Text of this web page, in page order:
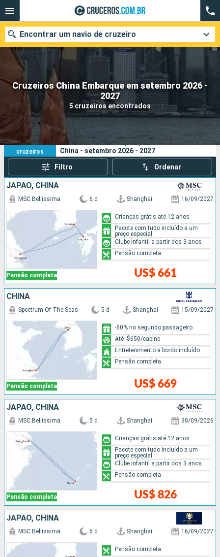
Cruzeiros China Embarque em setembro 2026 -
2027
5 cruzeiros encontrados
Encontrar um navio de cruzeiro
Quando ir?
Data de partida
Pesquisar
5
cruzeiros
Os seus critérios de pesquisa:
China - setembro 2026 - 2027
Filtro Ordenar
JAPÃO, CHINA
Pensão completa
MSC Bellissima 6 d Shanghai 16/09/2027
US$ 661
Crianças grátis até 12 anos
Pacote com tudo incluído a um
preço especial
Clube infantil a partir dos 3 anos
Pensão completa
CHINA
Pensão completa
Spectrum Of The Seas 5 d Shanghai 15/09/2027
US$ 669
-60% no segundo passageiro
Até -$650/cabine
Entretenimento a bordo incluído
Pensão completa
JAPÃO, CHINA
Pensão completa
MSC Bellissima 5 d Shanghai 30/09/2026
US$ 826
Crianças grátis até 12 anos
Pacote com tudo incluído a um
preço especial
Clube infantil a partir dos 3 anos
Pensão completa
JAPÃO, CHINA
MSC Bellissima 6 d Shanghai 16/09/2027
Pensão completa